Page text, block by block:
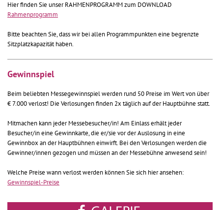
Hier finden Sie unser RAHMENPROGRAMM zum DOWNLOAD
Rahmenprogramm
Bitte beachten Sie, dass wir bei allen Programmpunkten eine begrenzte
Sitzplatzkapazität haben.
Gewinnspiel
Beim beliebten Messegewinnspiel werden rund 50 Preise im Wert von über
€ 7.000 verlost! Die Verlosungen finden 2x täglich auf der Hauptbühne statt.
Mitmachen kann jeder Messebesucher/in! Am Einlass erhält jeder
Besucher/in eine Gewinnkarte, die er/sie vor der Auslosung in eine
Gewinnbox an der Hauptbühnen einwirft. Bei den Verlosungen werden die
Gewinner/innen gezogen und müssen an der Messebühne anwesend sein!
Welche Preise wann verlost werden können Sie sich hier ansehen:
Gewinnspiel-Preise